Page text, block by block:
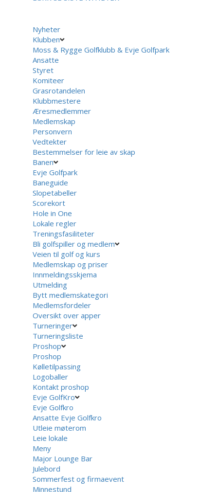
Nyheter
Klubben
Moss & Rygge Golfklubb & Evje Golfpark
Ansatte
Styret
Komiteer
Grasrotandelen
Klubbmestere
Æresmedlemmer
Medlemskap
Personvern
Vedtekter
Bestemmelser for leie av skap
Banen
Evje Golfpark
Baneguide
Slopetabeller
Scorekort
Hole in One
Lokale regler
Treningsfasiliteter
Bli golfspiller og medlem
Veien til golf og kurs
Medlemskap og priser
Innmeldingsskjema
Utmelding
Bytt medlemskategori
Medlemsfordeler
Oversikt over apper
Turneringer
Turneringsliste
Proshop
Proshop
Kølletilpassing
Logoballer
Kontakt proshop
Evje GolfKro
Evje Golfkro
Ansatte Evje Golfkro
Utleie møterom
Leie lokale
Meny
Major Lounge Bar
Julebord
Sommerfest og firmaevent
Minnestund